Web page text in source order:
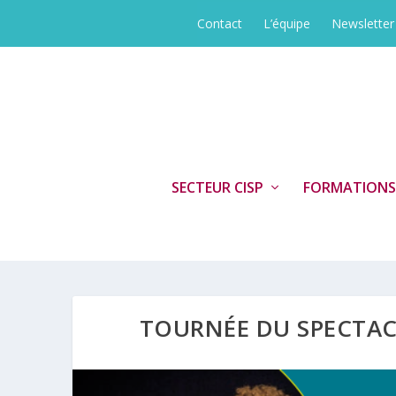
Contact L’équipe Newsletter
SECTEUR CISP
TOURNÉE DU